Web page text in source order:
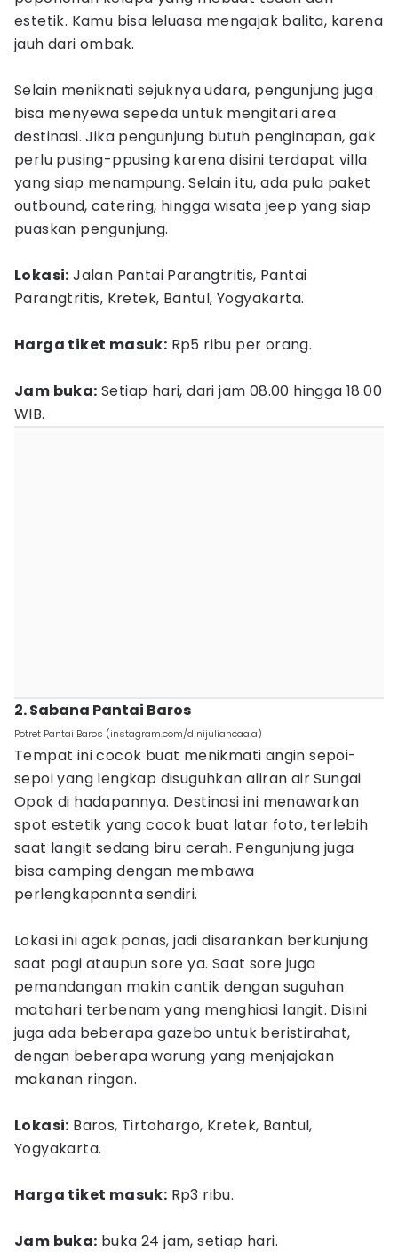
estetik. Kamu bisa leluasa mengajak balita, karena
jauh dari ombak.
Selain meniknati sejuknya udara, pengunjung juga
bisa menyewa sepeda untuk mengitari area
destinasi. Jika pengunjung butuh penginapan, gak
perlu pusing-ppusing karena disini terdapat villa
yang siap menampung. Selain itu, ada pula paket
outbound, catering, hingga wisata jeep yang siap
puaskan pengunjung.
Lokasi: Jalan Pantai Parangtritis, Pantai
Parangtritis, Kretek, Bantul, Yogyakarta.
Harga tiket masuk: Rp5 ribu per orang.
Jam buka: Setiap hari, dari jam 08.00 hingga 18.00
WIB.
2. Sabana Pantai Baros
Potret Pantai Baros (instagram.com/dinijuliancaa.a)
Tempat ini cocok buat menikmati angin sepoi-
sepoi yang lengkap disuguhkan aliran air Sungai
Opak di hadapannya. Destinasi ini menawarkan
spot estetik yang cocok buat latar foto, terlebih
saat langit sedang biru cerah. Pengunjung juga
bisa camping dengan membawa
perlengkapannta sendiri.
Lokasi ini agak panas, jadi disarankan berkunjung
saat pagi ataupun sore ya. Saat sore juga
pemandangan makin cantik dengan suguhan
matahari terbenam yang menghiasi langit. Disini
juga ada beberapa gazebo untuk beristirahat,
dengan beberapa warung yang menjajakan
makanan ringan.
Lokasi: Baros, Tirtohargo, Kretek, Bantul,
Yogyakarta.
Harga tiket masuk: Rp3 ribu.
Jam buka: buka 24 jam, setiap hari.